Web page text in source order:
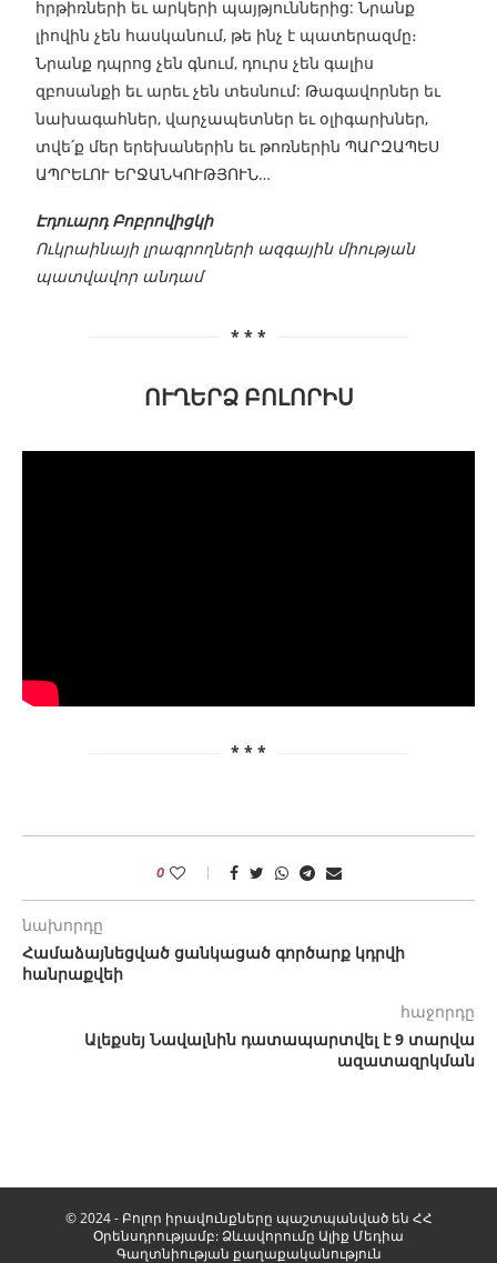
հրթիռների եւ արկերի պայթյուններից: Նրանք
լիովին չեն հասկանում, թե ինչ է պատերազմը։
Նրանք դպրոց չեն գնում, դուրս չեն գալիս
զբոսանքի եւ արեւ չեն տեսնում: Թագավորներ եւ
նախագահներ, վարչապետներ եւ օլիգարխներ,
տվե՛ք մեր երեխաներին եւ թոռներին ՊԱՐԶԱՊԵՍ
ԱՊՐԵԼՈՒ ԵՐՋԱՆԿՈՒԹՅՈՒՆ…
Էդուարդ Բոբրովիցկի
Ուկրաինայի լրագրողների ազգային միության
պատվավոր անդամ
* * *
ՈՒՂԵՐՁ ԲՈԼՈՐԻՍ
* * *
0
նախորդը
Համաձայնեցված ցանկացած գործարք կդրվի
հանրաքվեի
հաջորդը
Ալեքսեյ Նավալնին դատապարտվել է 9 տարվա
ազատազրկման
© 2024 - Բոլոր իրավունքները պաշտպանված են ՀՀ
Օրենսդրությամբ: Ձևավորումը Ալիք Մեդիա
Գաղտնիության քաղաքականություն